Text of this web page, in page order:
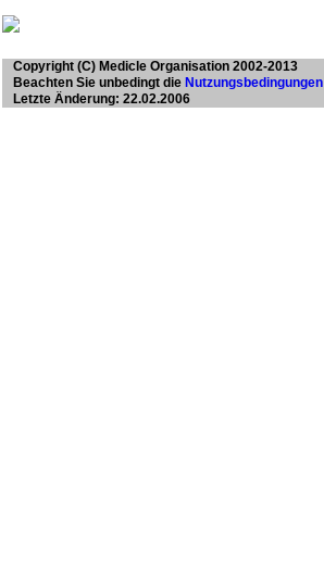
Copyright (C) Medicle Organisation 2002-2013
Beachten Sie unbedingt die Nutzungsbedingungen
Letzte Änderung: 22.02.2006